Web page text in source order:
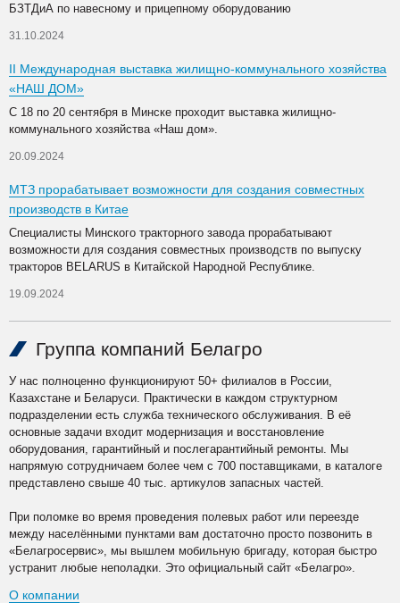
БЗТДиА по навесному и прицепному оборудованию
31.10.2024
II Международная выставка жилищно-коммунального хозяйства
«НАШ ДОМ»
С 18 по 20 сентября в Минске проходит выставка жилищно-
коммунального хозяйства «Наш дом».
20.09.2024
МТЗ прорабатывает возможности для создания совместных
производств в Китае
Специалисты Минского тракторного завода прорабатывают
возможности для создания совместных производств по выпуску
тракторов BELARUS в Китайской Народной Республике.
19.09.2024
Группа компаний Белагро
У нас полноценно функционируют 50+ филиалов в России,
Казахстане и Беларуси. Практически в каждом структурном
подразделении есть служба технического обслуживания. В её
основные задачи входит модернизация и восстановление
оборудования, гарантийный и послегарантийный ремонты. Мы
напрямую сотрудничаем более чем с 700 поставщиками, в каталоге
представлено свыше 40 тыс. артикулов запасных частей.
При поломке во время проведения полевых работ или переезде
между населёнными пунктами вам достаточно просто позвонить в
«Белагросервис», мы вышлем мобильную бригаду, которая быстро
устранит любые неполадки. Это официальный сайт «Белагро».
О компании